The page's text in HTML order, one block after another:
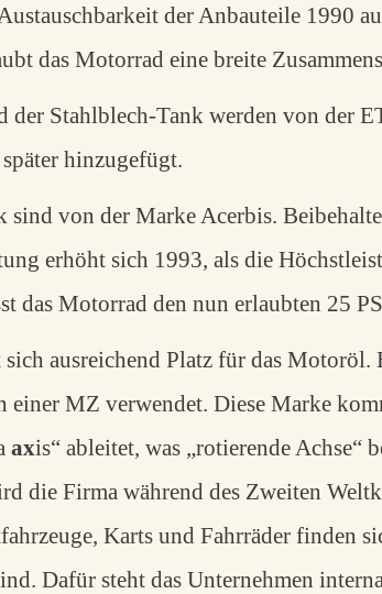
der Anbauteile 1990
das Motorrad eine breite
der Stahlblech-Tank werden von der
hinzugefügt.
von der Marke Acerbis.
erhöht sich 1993, als die
das Motorrad den nun erlaubten 25
ausreichend Platz für das
einer MZ verwendet. Diese Marke
axis“ ableitet, was „rotierende
die Firma während des Zweiten
Karts und Fahrräder finden
Dafür steht das Unternehmen